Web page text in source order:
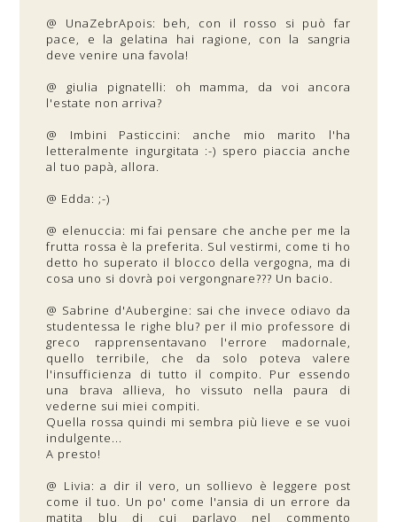
@ UnaZebrApois: beh, con il rosso si può far
pace, e la gelatina hai ragione, con la sangria
deve venire una favola!
@ giulia pignatelli: oh mamma, da voi ancora
l'estate non arriva?
@ Imbini Pasticcini: anche mio marito l'ha
letteralmente ingurgitata :-) spero piaccia anche
al tuo papà, allora.
@ Edda: ;-)
@ elenuccia: mi fai pensare che anche per me la
frutta rossa è la preferita. Sul vestirmi, come ti ho
detto ho superato il blocco della vergogna, ma di
cosa uno si dovrà poi vergongnare??? Un bacio.
@ Sabrine d'Aubergine: sai che invece odiavo da
studentessa le righe blu? per il mio professore di
greco rapprensentavano l'errore madornale,
quello terribile, che da solo poteva valere
l'insufficienza di tutto il compito. Pur essendo
una brava allieva, ho vissuto nella paura di
vederne sui miei compiti.
Quella rossa quindi mi sembra più lieve e se vuoi
indulgente...
A presto!
@ Livia: a dir il vero, un sollievo è leggere post
come il tuo. Un po' come l'ansia di un errore da
matita blu di cui parlavo nel commento